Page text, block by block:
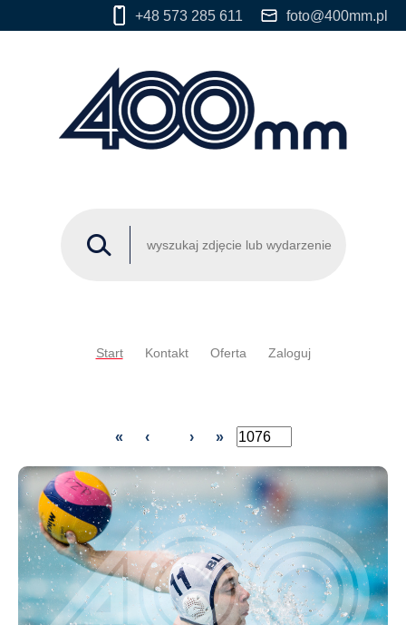
+48 573 285 611 foto@400mm.pl
Start Kontakt Oferta Zaloguj
« ‹ › »